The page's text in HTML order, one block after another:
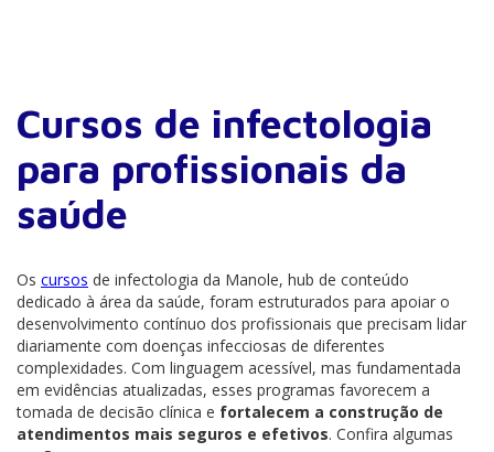
Cursos de infectologia
para profissionais da
saúde
Os cursos de infectologia da Manole, hub de conteúdo
dedicado à área da saúde, foram estruturados para apoiar o
desenvolvimento contínuo dos profissionais que precisam lidar
diariamente com doenças infecciosas de diferentes
complexidades. Com linguagem acessível, mas fundamentada
em evidências atualizadas, esses programas favorecem a
tomada de decisão clínica e fortalecem a construção de
atendimentos mais seguros e efetivos. Confira algumas